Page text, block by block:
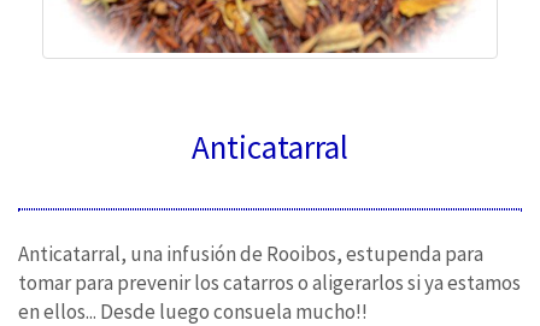
Anticatarral
Anticatarral, una infusión de Rooibos, estupenda para
tomar para prevenir los catarros o aligerarlos si ya estamos
en ellos... Desde luego consuela mucho!!